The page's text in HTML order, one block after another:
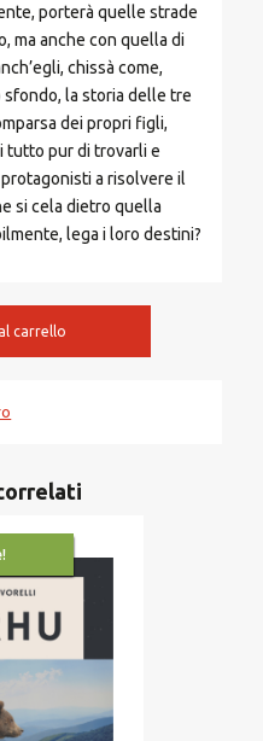
porterà quelle strade
ma anche con quella di
chissà come,
la storia delle tre
dei propri figli,
tutto pur di trovarli e
a risolvere il
si cela dietro quella
lega i loro destini?
carrello